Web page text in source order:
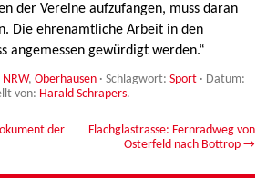
der Vereine aufzufangen, muss daran
Die ehrenamtliche Arbeit in den
angemessen gewürdigt werden.“
NRW, Oberhausen · Schlagwort: Sport · Datum:
von: Harald Schrapers.
der
Flachglastrasse: Fernradweg von
Osterfeld nach Bottrop →